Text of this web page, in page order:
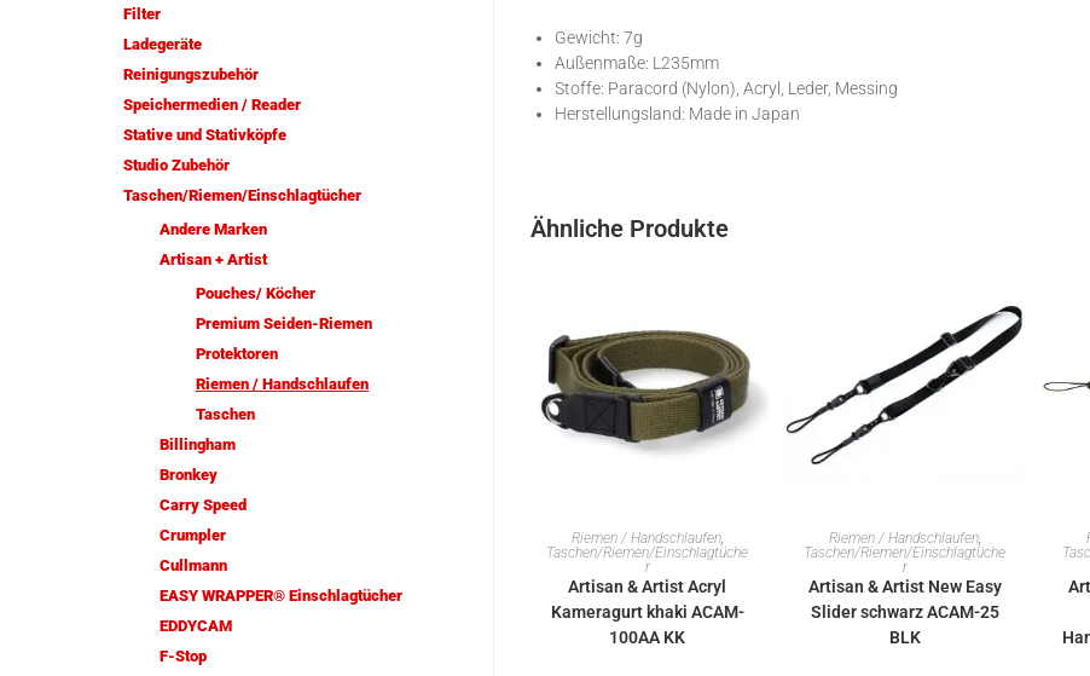
Gewicht: 7g
Außenmaße: L235mm
Stoffe: Paracord (Nylon), Acryl, Leder, Messing
Herstellungsland: Made in Japan
Ähnliche Produkte
IN DEN WARENKORB
Riemen / Handschlaufen,
Taschen/Riemen/Einschlagtüche
r
Artisan & Artist Acryl
Kameragurt khaki ACAM-
100AA KK
IN DEN WARENKORB
Riemen / Handschlaufen,
Taschen/Riemen/Einschlagtüche
r
Artisan & Artist New Easy
Slider schwarz ACAM-25
BLK
Filter
Ladegeräte
Reinigungszubehör
Speichermedien / Reader
Stative und Stativköpfe
Studio Zubehör
Taschen/Riemen/Einschlagtücher
Andere Marken
Artisan + Artist
Pouches/ Köcher
Premium Seiden-Riemen
Protektoren
Riemen / Handschlaufen
Taschen
Billingham
Bronkey
Carry Speed
Crumpler
Cullmann
EASY WRAPPER® Einschlagtücher
EDDYCAM
F-Stop